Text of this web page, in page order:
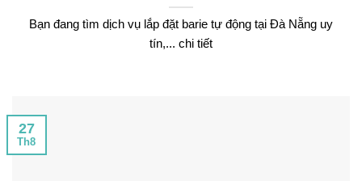
Bạn đang tìm dịch vụ lắp đặt barie tự động tại Đà Nẵng uy
tín,... chi tiết
27
Th8